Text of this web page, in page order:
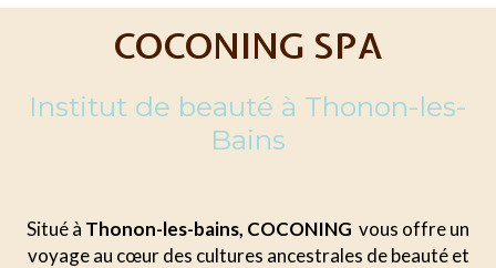
COCONING SPA
Institut de beauté à Thonon-les-
Bains
Situé à Thonon-les-bains, COCONING vous offre un
voyage au cœur des cultures ancestrales de beauté et